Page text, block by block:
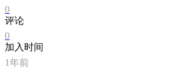
0
评论
0
加入时间
1年前